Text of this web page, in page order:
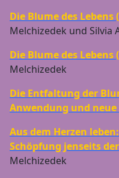
Die Blume des Lebens
Melchizedek und Silvia
Die Blume des Lebens
Melchizedek
Die Entfaltung der
Anwendung und neue
Aus dem Herzen
Schöpfung jenseits
Melchizedek